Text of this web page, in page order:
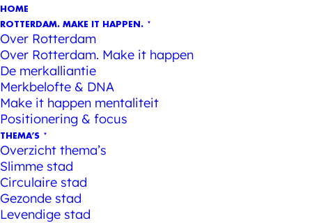
HOME
ROTTERDAM. MAKE IT HAPPEN.
Over Rotterdam
Over Rotterdam. Make it happen
De merkalliantie
Merkbelofte & DNA
Make it happen mentaliteit
Positionering & focus
THEMA’S
Overzicht thema’s
Slimme stad
Circulaire stad
Gezonde stad
Levendige stad